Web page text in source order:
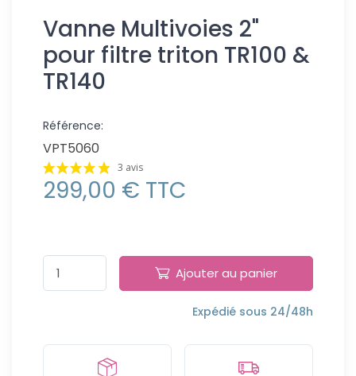
Vanne Multivoies 2"
pour filtre triton TR100 &
TR140
Référence:
VPT5060
3 avis
299,00 € TTC
Ajouter au panier
Expédié sous 24/48h